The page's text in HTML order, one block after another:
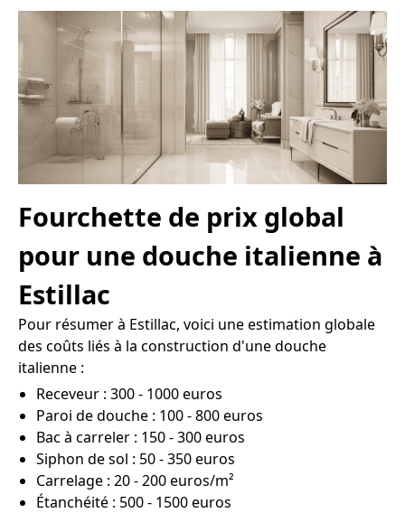
Fourchette de prix global
pour une douche italienne à
Estillac
Pour résumer à Estillac, voici une estimation globale
des coûts liés à la construction d'une douche
italienne :
Receveur : 300 - 1000 euros
Paroi de douche : 100 - 800 euros
Bac à carreler : 150 - 300 euros
Siphon de sol : 50 - 350 euros
Carrelage : 20 - 200 euros/m²
Étanchéité : 500 - 1500 euros